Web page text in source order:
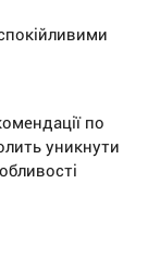
по
уникнути